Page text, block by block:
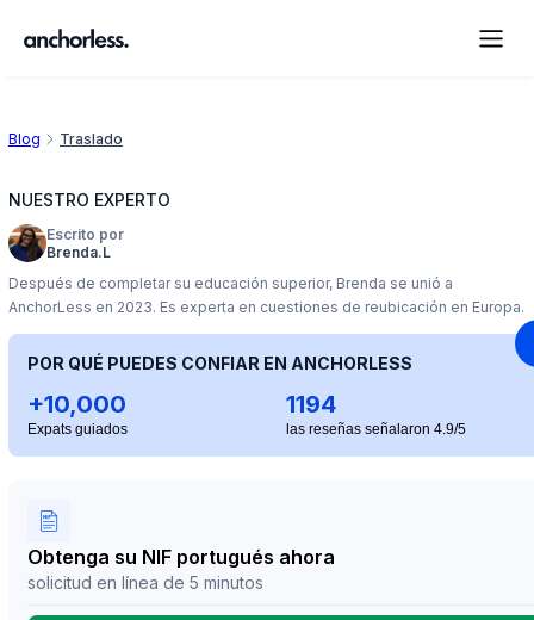
Blog Traslado
NUESTRO EXPERTO
Escrito por
Brenda.L
Después de completar su educación superior, Brenda se unió a
AnchorLess en 2023. Es experta en cuestiones de reubicación en Europa.
POR QUÉ PUEDES CONFIAR EN ANCHORLESS
+10,000
Expats guiados
1194
las reseñas señalaron 4.9/5
Obtenga su NIF portugués ahora
solicitud en línea de 5 minutos